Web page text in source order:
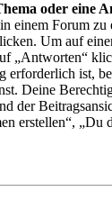
oder eine
einem Forum zu
Um auf
„Antworten“
erforderlich ist,
Deine
der
erstellen“, „Du